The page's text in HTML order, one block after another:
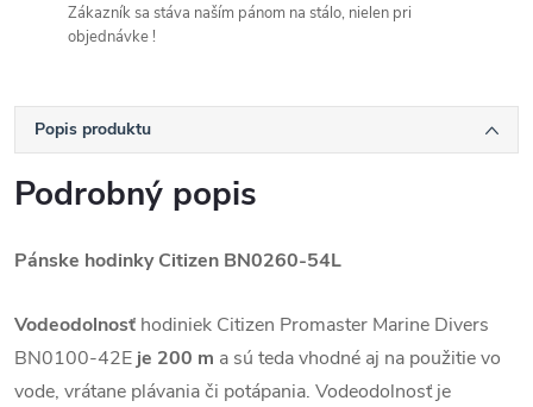
Zákazník sa stáva naším pánom na stálo, nielen pri
objednávke !
Popis produktu
Podrobný popis
Pánske hodinky Citizen BN0260-54L
Vodeodolnosť hodiniek Citizen Promaster Marine Divers
BN0100-42E je 200 m a sú teda vhodné aj na použitie vo
vode, vrátane plávania či potápania. Vodeodolnosť je